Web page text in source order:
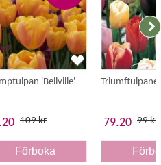
'Bellville'
109 kr
Förboka
79.20 99 kr